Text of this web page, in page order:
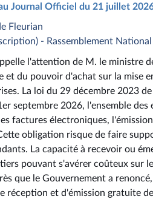
Journal Officiel du 21 juillet
Fleurian
- Rassemblement National
l'attention de M. le ministre
et du pouvoir d'achat sur la
La loi du 29 décembre 2023
septembre 2026, l'ensemble
factures électroniques,
obligation risque de faire
La capacité à recevoir ou
pouvant s'avérer coûteux sur
que le Gouvernement a
réception et d'émission gratuite